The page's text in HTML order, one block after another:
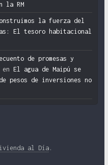
la RM
la fuerza del
El tesoro habitacional
de promesas y
en El agua de Maipú se
pesos de inversiones no
al Día.